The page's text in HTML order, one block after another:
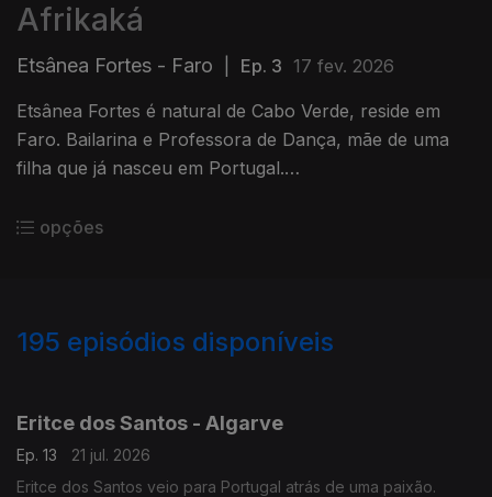
Afrikaká
Etsânea Fortes - Faro Ep. 3 17 fev. 2026
Etsânea Fortes é natural de Cabo Verde, reside em
Faro. Bailarina e Professora de Dança, mãe de uma
filha que já nasceu em Portugal.
opções
195 episódios disponíveis
Eritce dos Santos - Algarve
Ep. 13
21 jul. 2026
Eritce dos Santos veio para Portugal atrás de uma paixão.